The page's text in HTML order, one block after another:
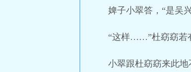
婢子小翠答，“是吴
“这样……”杜窈窈若
小翠跟杜窈窈来此